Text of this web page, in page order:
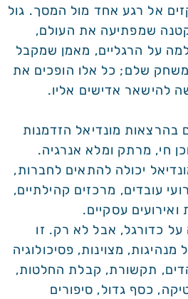
אל רגע אחד מול המסך. גול
קטנה שמפתיעה את העולם,
על הרגליים, מאמן שמקבל
שלם; כל אלו הופכים את
להישאר אדישים אליו.
בהרצאות מונדיאל הזדמנות
חי, מרתק ומלא אנרגיה.
יכולה להתאים לחברות,
עובדים, מרכזים קהילתיים,
ואירועים עסקיים.
על כדורגל, אבל לא רק. זו
מצוינות, פסיכולוגיה
תקשורת, קבלת החלטות,
כסף גדול, סיפורים